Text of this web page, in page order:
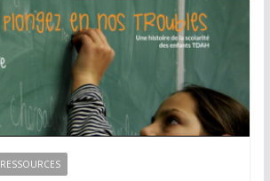
RESSOURCES